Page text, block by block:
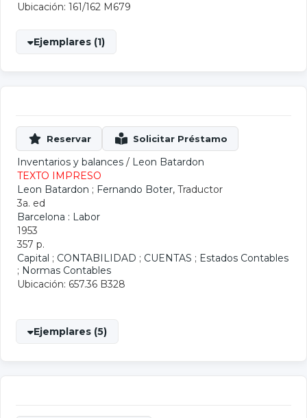
Ubicación: 161/162 M679
Ejemplares (1)
Inventarios y balances / Leon Batardon
TEXTO IMPRESO
Leon Batardon ; Fernando Boter, Traductor
3a. ed
Barcelona : Labor
1953
357 p.
Capital ; CONTABILIDAD ; CUENTAS ; Estados Contables
; Normas Contables
Ubicación: 657.36 B328
Ejemplares (5)